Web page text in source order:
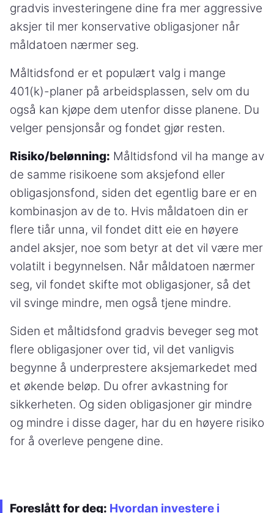
gradvis investeringene dine fra mer aggressive
aksjer til mer konservative obligasjoner når
måldatoen nærmer seg.
Måltidsfond er et populært valg i mange
401(k)-planer på arbeidsplassen, selv om du
også kan kjøpe dem utenfor disse planene. Du
velger pensjonsår og fondet gjør resten.
Risiko/belønning: Måltidsfond vil ha mange av
de samme risikoene som aksjefond eller
obligasjonsfond, siden det egentlig bare er en
kombinasjon av de to. Hvis måldatoen din er
flere tiår unna, vil fondet ditt eie en høyere
andel aksjer, noe som betyr at det vil være mer
volatilt i begynnelsen. Når måldatoen nærmer
seg, vil fondet skifte mot obligasjoner, så det
vil svinge mindre, men også tjene mindre.
Siden et måltidsfond gradvis beveger seg mot
flere obligasjoner over tid, vil det vanligvis
begynne å underprestere aksjemarkedet med
et økende beløp. Du ofrer avkastning for
sikkerheten. Og siden obligasjoner gir mindre
og mindre i disse dager, har du en høyere risiko
for å overleve pengene dine.
Foreslått for deg: Hvordan investere i